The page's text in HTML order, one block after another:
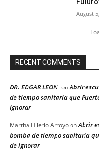
August
RECENT COMMENTS
DR. EDGAR LEON onAbrir
de tiempo sanitaria que
ignorar
Martha Hilerio ArroyoonAbrir
bomba de tiempo sanitaria
de ignorar